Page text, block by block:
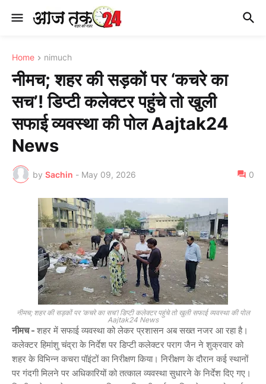
Home nimuch
नीमच; शहर की सड़कों पर ‘कचरे का
सच’! डिप्टी कलेक्टर पहुंचे तो खुली
सफाई व्यवस्था की पोल Aajtak24
News
by Sachin - May 09, 2026 0
नीमच; शहर की सड़कों पर ‘कचरे का सच’! डिप्टी कलेक्टर पहुंचे तो खुली सफाई व्यवस्था की पोल
Aajtak24 News
नीमच - शहर में सफाई व्यवस्था को लेकर प्रशासन अब सख्त नजर आ रहा है।
कलेक्टर हिमांशु चंद्राके निर्देश पर डिप्टी कलेक्टर पराग जैन ने शुक्रवार को
शहर के विभिन्न कचरा पॉइंटों का निरीक्षण किया। निरीक्षण के दौरान कई स्थानों
पर गंदगी मिलने पर अधिकारियों को तत्काल व्यवस्था सुधारने के निर्देश दिए गए।